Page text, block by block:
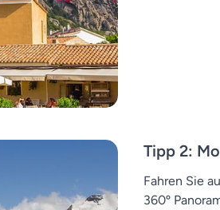
Tipp 2:
Fahren Sie
360º